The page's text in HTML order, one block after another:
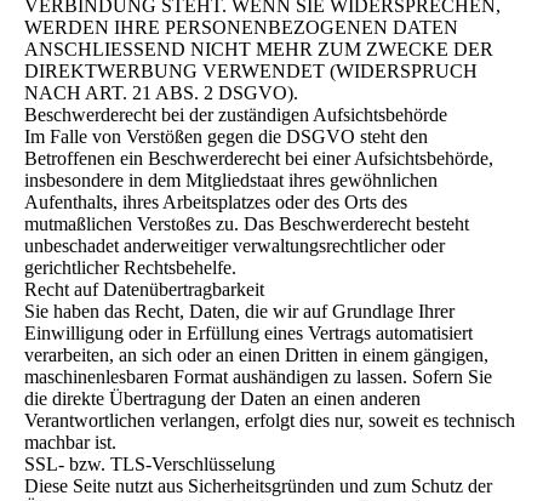
VERBINDUNG STEHT. WENN SIE WIDERSPRECHEN,
WERDEN IHRE PERSONENBEZOGENEN DATEN
ANSCHLIESSEND NICHT MEHR ZUM ZWECKE DER
DIREKTWERBUNG VERWENDET (WIDERSPRUCH
NACH ART. 21 ABS. 2 DSGVO).
Beschwerderecht bei der zuständigen Aufsichtsbehörde
Im Falle von Verstößen gegen die DSGVO steht den
Betroffenen ein Beschwerderecht bei einer Aufsichtsbehörde,
insbesondere in dem Mitgliedstaat ihres gewöhnlichen
Aufenthalts, ihres Arbeitsplatzes oder des Orts des
mutmaßlichen Verstoßes zu. Das Beschwerderecht besteht
unbeschadet anderweitiger verwaltungsrechtlicher oder
gerichtlicher Rechtsbehelfe.
Recht auf Datenübertragbarkeit
Sie haben das Recht, Daten, die wir auf Grundlage Ihrer
Einwilligung oder in Erfüllung eines Vertrags automatisiert
verarbeiten, an sich oder an einen Dritten in einem gängigen,
maschinenlesbaren Format aushändigen zu lassen. Sofern Sie
die direkte Übertragung der Daten an einen anderen
Verantwortlichen verlangen, erfolgt dies nur, soweit es technisch
machbar ist.
SSL- bzw. TLS-Verschlüsselung
Diese Seite nutzt aus Sicherheitsgründen und zum Schutz der